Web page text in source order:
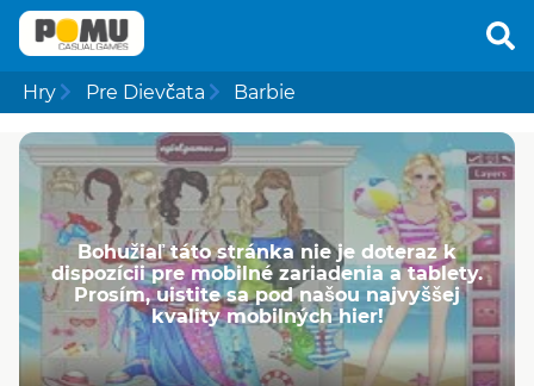
Hry Pre Dievčata Barbie
Bohužiaľ táto stránka nie je doteraz k
dispozícii pre mobilné zariadenia a tablety.
Prosím, uistite sa pod našou najvyššej
kvality mobilných hier!